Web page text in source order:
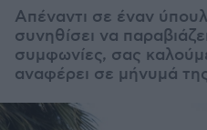
Απέναντι σε έναν
συνηθίσει να
συμφωνίες, σας
αναφέρει σε μήνυμά